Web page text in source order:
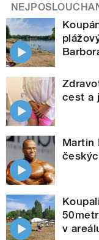
cest a
Martin
v